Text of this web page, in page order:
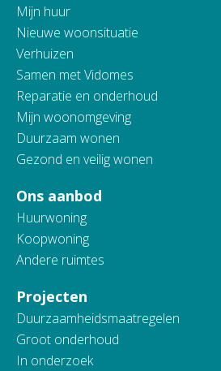
Mijn huur
Nieuwe woonsituatie
Verhuizen
Samen met Vidomes
Reparatie en onderhoud
Mijn woonomgeving
Duurzaam wonen
Gezond en veilig wonen
Ons aanbod
Huurwoning
Koopwoning
Andere ruimtes
Projecten
Duurzaamheidsmaatregelen
Groot onderhoud
In onderzoek